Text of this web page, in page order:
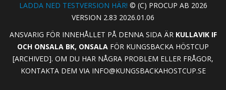
LADDA NED TESTVERSION HÄR! © (C) PROCUP AB 2026
VERSION 2.83 2026.01.06
ANSVARIG FÖR INNEHÅLLET PÅ DENNA SIDA ÄR KULLAVIK IF
OCH ONSALA BK, ONSALA FÖR KUNGSBACKA HÖSTCUP
[ARCHIVED]. OM DU HAR NÅGRA PROBLEM ELLER FRÅGOR,
KONTAKTA DEM VIA INFO@KUNGSBACKAHOSTCUP.SE